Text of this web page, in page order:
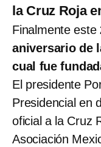
la Cruz Roja
Finalmente este
aniversario de
cual fue
El presidente
Presidencial en
oficial a la Cruz
Asociación